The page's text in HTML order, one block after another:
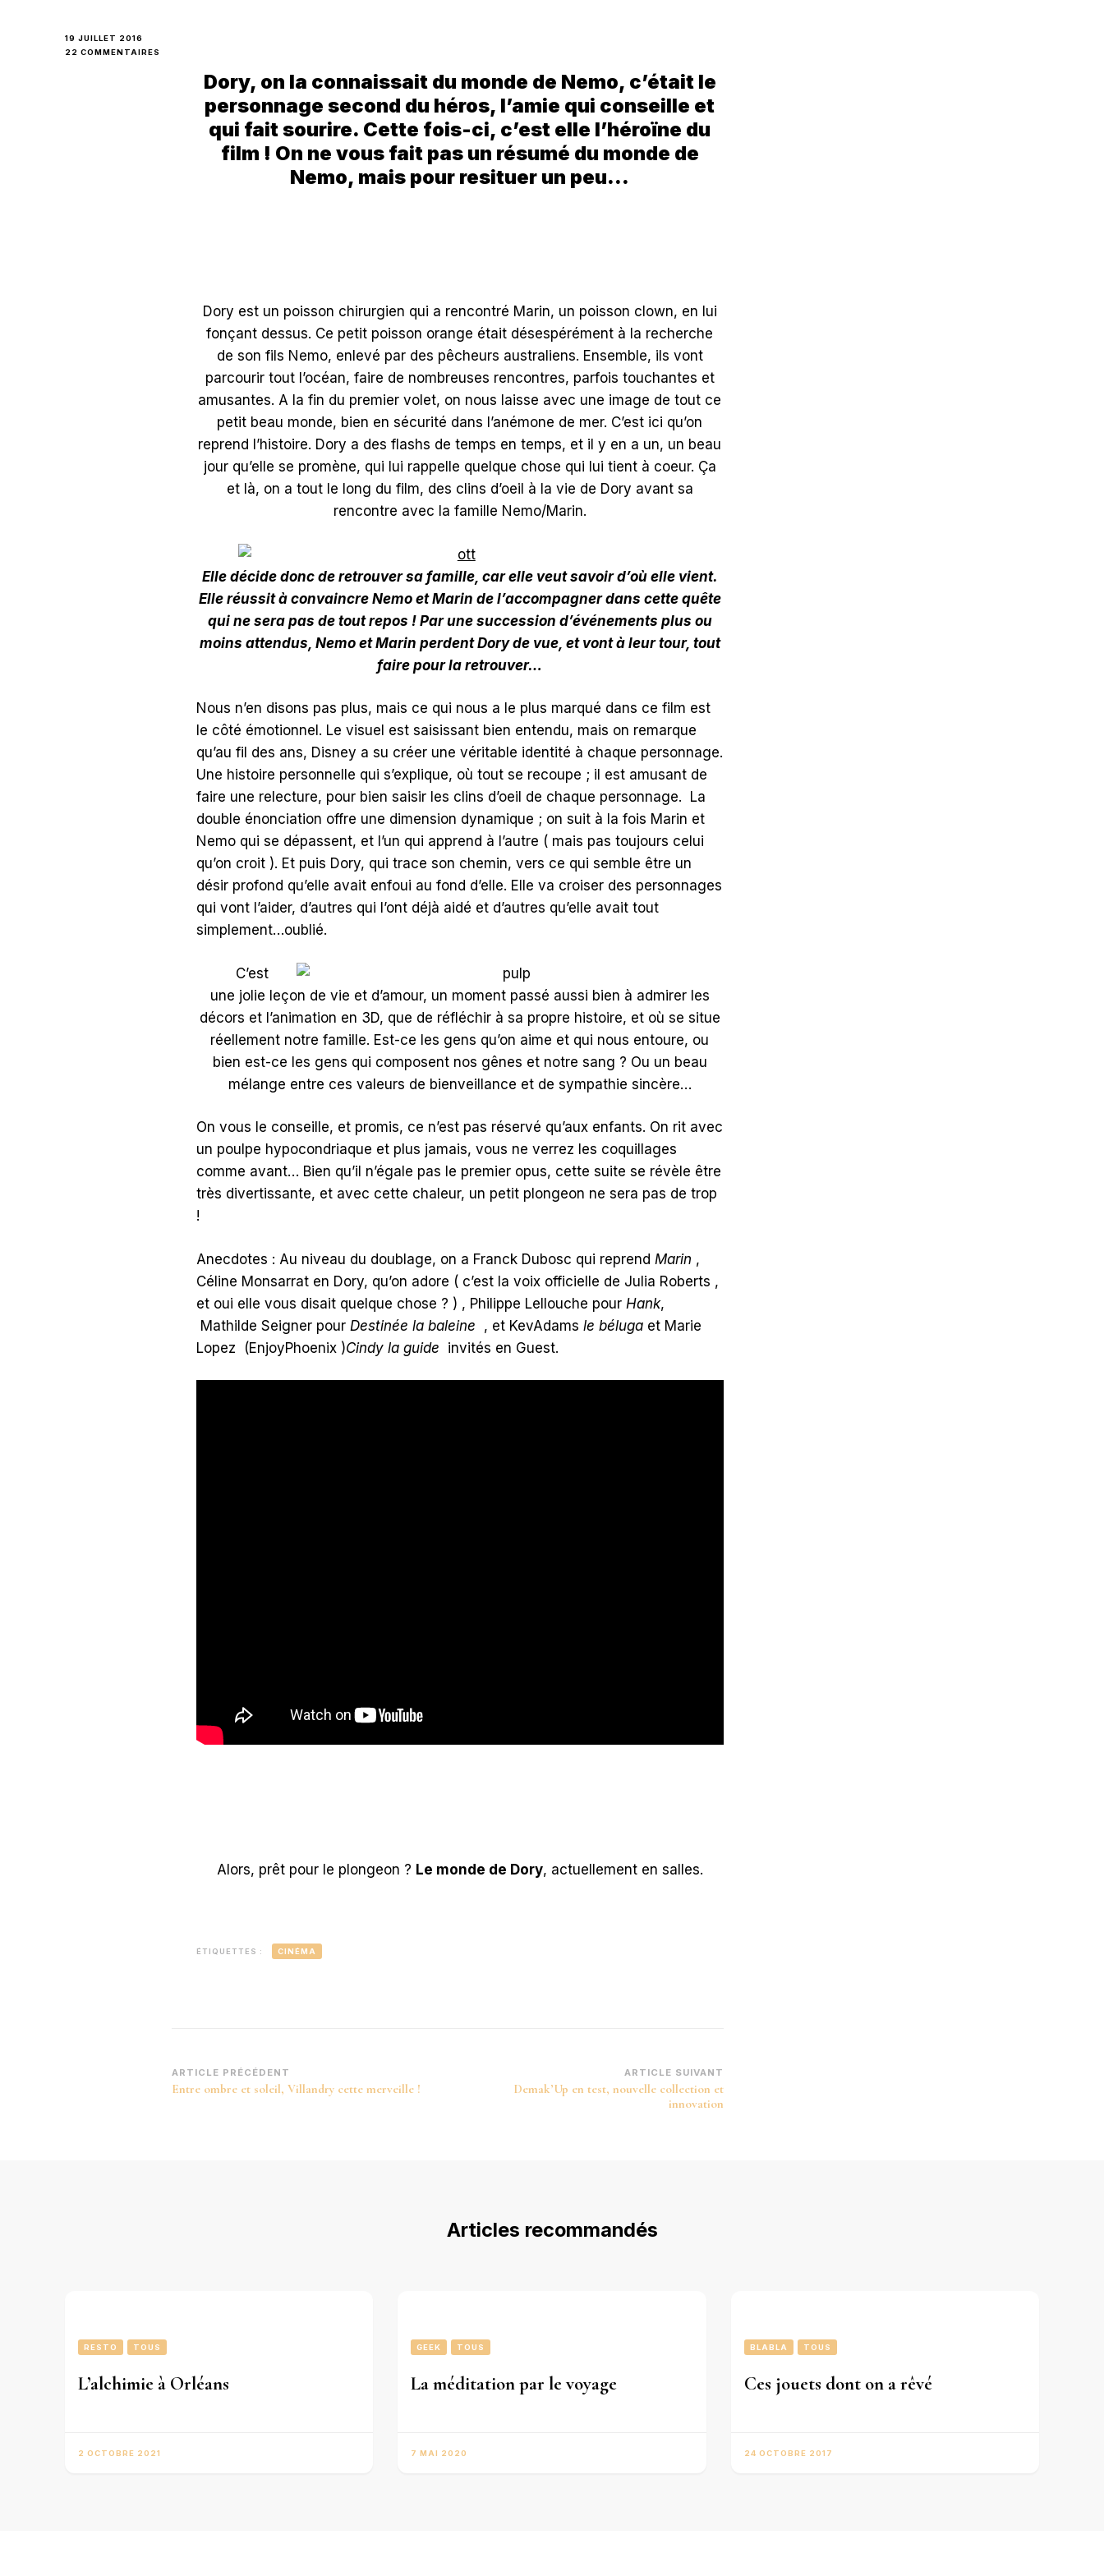
19 JUILLET 2016
22 COMMENTAIRES
Dory, on la connaissait du monde de Nemo, c’était le
personnage second du héros, l’amie qui conseille et
qui fait sourire. Cette fois-ci, c’est elle l’héroïne du
film ! On ne vous fait pas un résumé du monde de
Nemo, mais pour resituer un peu…
Dory est un poisson chirurgien qui a rencontré Marin, un poisson clown, en lui
fonçant dessus. Ce petit poisson orange était désespérément à la recherche
de son fils Nemo, enlevé par des pêcheurs australiens. Ensemble, ils vont
parcourir tout l’océan, faire de nombreuses rencontres, parfois touchantes et
amusantes. A la fin du premier volet, on nous laisse avec une image de tout ce
petit beau monde, bien en sécurité dans l’anémone de mer. C’est ici qu’on
reprend l’histoire. Dory a des flashs de temps en temps, et il y en a un, un beau
jour qu’elle se promène, qui lui rappelle quelque chose qui lui tient à coeur. Ça
et là, on a tout le long du film, des clins d’oeil à la vie de Dory avant sa
rencontre avec la famille Nemo/Marin.
Elle décide donc de retrouver sa famille, car elle veut savoir d’où elle vient.
Elle réussit à convaincre Nemo et Marin de l’accompagner dans cette quête
qui ne sera pas de tout repos ! Par une succession d’événements plus ou
moins attendus, Nemo et Marin perdent Dory de vue, et vont à leur tour, tout
faire pour la retrouver…
Nous n’en disons pas plus, mais ce qui nous a le plus marqué dans ce film est
le côté émotionnel. Le visuel est saisissant bien entendu, mais on remarque
qu’au fil des ans, Disney a su créer une véritable identité à chaque personnage.
Une histoire personnelle qui s’explique, où tout se recoupe ; il est amusant de
faire une relecture, pour bien saisir les clins d’oeil de chaque personnage. La
double énonciation offre une dimension dynamique ; on suit à la fois Marin et
Nemo qui se dépassent, et l’un qui apprend à l’autre ( mais pas toujours celui
qu’on croit ). Et puis Dory, qui trace son chemin, vers ce qui semble être un
désir profond qu’elle avait enfoui au fond d’elle. Elle va croiser des personnages
qui vont l’aider, d’autres qui l’ont déjà aidé et d’autres qu’elle avait tout
simplement…oublié.
C’est
une jolie leçon de vie et d’amour, un moment passé aussi bien à admirer les
décors et l’animation en 3D, que de réfléchir à sa propre histoire, et où se situe
réellement notre famille. Est-ce les gens qu’on aime et qui nous entoure, ou
bien est-ce les gens qui composent nos gênes et notre sang ? Ou un beau
mélange entre ces valeurs de bienveillance et de sympathie sincère…
On vous le conseille, et promis, ce n’est pas réservé qu’aux enfants. On rit avec
un poulpe hypocondriaque et plus jamais, vous ne verrez les coquillages
comme avant… Bien qu’il n’égale pas le premier opus, cette suite se révèle être
très divertissante, et avec cette chaleur, un petit plongeon ne sera pas de trop
!
Anecdotes : Au niveau du doublage, on a Franck Dubosc qui reprend Marin ,
Céline Monsarrat en Dory, qu’on adore ( c’est la voix officielle de Julia Roberts ,
et oui elle vous disait quelque chose ? ) , Philippe Lellouche pour Hank,
Mathilde Seigner pour Destinée la baleine , et KevAdams le béluga et Marie
Lopez (EnjoyPhoenix )Cindy la guide invités en Guest.
Alors, prêt pour le plongeon ? Le monde de Dory, actuellement en salles.
ÉTIQUETTES : CINÉMA
Navigation
d’article
ARTICLE PRÉCÉDENT
Entre ombre et soleil, Villandry cette merveille !
ARTICLE SUIVANT
Demak’Up en test, nouvelle collection et
innovation
Articles recommandés
RESTO TOUS
L’alchimie à Orléans
2 OCTOBRE 2021
GEEK TOUS
La méditation par le voyage
7 MAI 2020
BLABLA TOUS
Ces jouets dont on a rêvé
24 OCTOBRE 2017